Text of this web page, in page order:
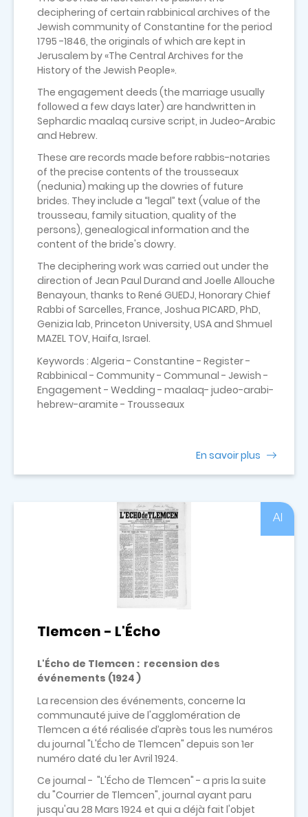
deciphering of certain rabbinical archives of the
Jewish community of Constantine for the period
1795 -1846, the originals of which are kept in
Jerusalem by «The Central Archives for the
History of the Jewish People».
The engagement deeds (the marriage usually
followed a few days later) are handwritten in
Sephardic maalaq cursive script, in Judeo-Arabic
and Hebrew.
These are records made before rabbis-notaries
of the precise contents of the trousseaux
(nedunia) making up the dowries of future
brides. They include a “legal” text (value of the
trousseau, family situation, quality of the
persons), genealogical information and the
content of the bride's dowry.
The deciphering work was carried out under the
direction of Jean Paul Durand and Joelle Allouche
Benayoun, thanks to René GUEDJ, Honorary Chief
Rabbi of Sarcelles, France, Joshua PICARD, PhD,
Genizia lab, Princeton University, USA and Shmuel
MAZEL TOV, Haifa, Israel.
Keywords : Algeria - Constantine - Register -
Rabbinical - Community - Communal - Jewish -
Engagement - Wedding - maalaq- judeo-arabi-
hebrew-aramite - Trousseaux
En savoir plus
Al
Tlemcen - L'Écho
L'Écho de Tlemcen : recension des
événements (1924 )
La recension des événements, concerne la
communauté juive de l'agglomération de
Tlemcen a été réalisée d’après tous les numéros
du journal "L'Écho de Tlemcen" depuis son 1er
numéro daté du 1er Avril 1924.
Ce journal - "L'Écho de Tlemcen" - a pris la suite
du "Courrier de Tlemcen", journal ayant paru
jusqu'au 28 Mars 1924 et qui a déjà fait l'objet